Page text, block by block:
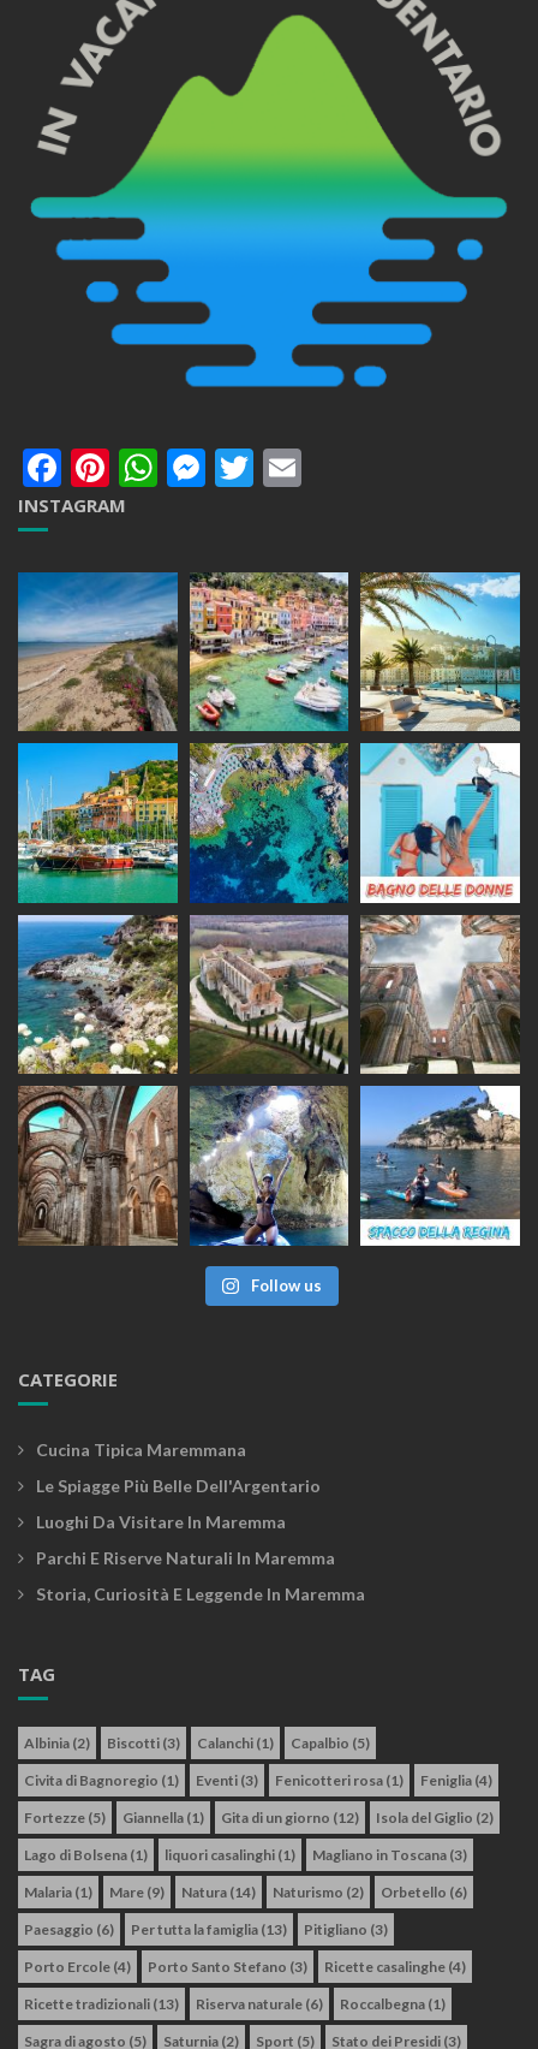
Facebook
Pinterest
WhatsApp
Messenger
Twitter
INSTAGRAM
Follow us
CATEGORIE
Cucina Tipica Maremmana
Le Spiagge Più Belle Dell'Argentario
Luoghi Da Visitare In Maremma
Parchi E Riserve Naturali In Maremma
Storia, Curiosità E Leggende In Maremma
TAG
Albinia (2) Biscotti (3) Calanchi (1) Capalbio (5)
Civita di Bagnoregio (1) Eventi (3) Fenicotteri rosa (1) Feniglia (4)
Fortezze (5) Giannella (1) Gita di un giorno (12) Isola del Giglio (2)
Lago di Bolsena (1) liquori casalinghi (1) Magliano in Toscana (3)
Malaria (1) Mare (9) Natura (14) Naturismo (2) Orbetello (6)
Paesaggio (6) Per tutta la famiglia (13) Pitigliano (3)
Porto Ercole (4) Porto Santo Stefano (3) Ricette casalinghe (4)
Ricette tradizionali (13) Riserva naturale (6) Roccalbegna (1)
Sagra di agosto (5) Saturnia (2) Sport (5) Stato dei Presidi (3)